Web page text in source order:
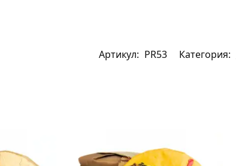
Артикул: PR53 Категория: